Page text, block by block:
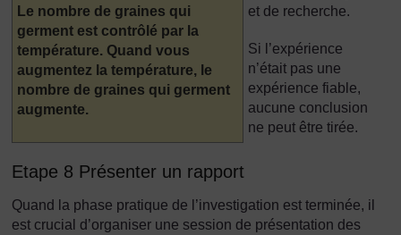
et de recherche.
Si l’expérience
n’était pas une
expérience fiable,
aucune conclusion
ne peut être tirée.
Highlighted
Le nombre de graines qui
germent est contrôlé par la
température. Quand vous
augmentez la température, le
nombre de graines qui germent
augmente.
Etape 8 Présenter un rapport
Quand la phase pratique de l’investigation est terminée, il
est crucial d’organiser une session de présentation des